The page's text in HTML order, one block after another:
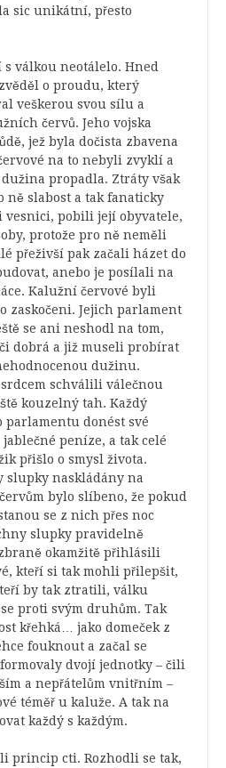
sic unikátní, přesto
válkou neotálelo. Hned
o proudu, který
veškerou svou sílu a
červů. Jeho vojska
jež byla dočista zbavena
na to nebyli zvyklí a
propadla. Ztráty však
ně slabost a tak fanaticky
vesnici, pobili její obyvatele,
protože pro ně neměli
přeživší pak začali házet do
anebo je posílali na
Kalužní červové byli
zaskočeni. Jejich parlament
se ani neshodl na tom,
dobrá a již museli probírat
dužinu.
schválili válečnou
kouzelný tah. Každý
donést své
peníze, a tak celé
přišlo o smysl života.
slupky naskládány na
bylo slíbeno, že pokud
se z nich přes noc
slupky pravidelně
okamžitě přihlásili
kteří si tak mohli přilepšit,
by tak ztratili, válku
proti svým druhům. Tak
křehká… jako domeček z
fouknout a začal se
dvojí jednotky – čili
a nepřátelům vnitřním –
téměř u kaluže. A tak na
každý s každým.
princip cti. Rozhodli se tak,